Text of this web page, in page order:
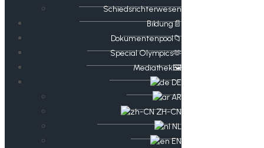
Schiedsrichterwesen
Bildung📄
Dokumentenpool📁
​​Special Olympics🫶
Mediathek🖼️​
DE
AR
ZH-CN
NL
EN